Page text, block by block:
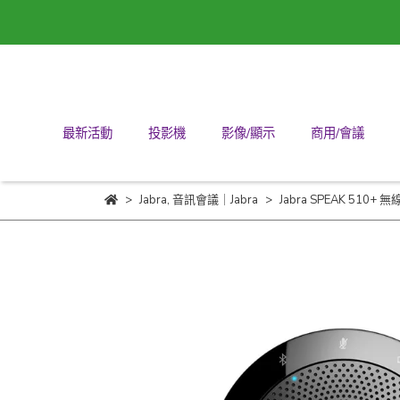
最新活動 投影機 影像/顯示 商用/會議
Jabra, 音訊會議｜Jabra Jabra SPEAK 510+ 無